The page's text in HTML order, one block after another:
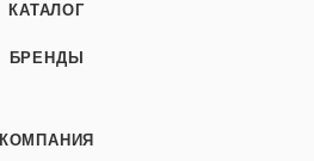
КАТАЛОГ
БРЕНДЫ
КОМПАНИЯ